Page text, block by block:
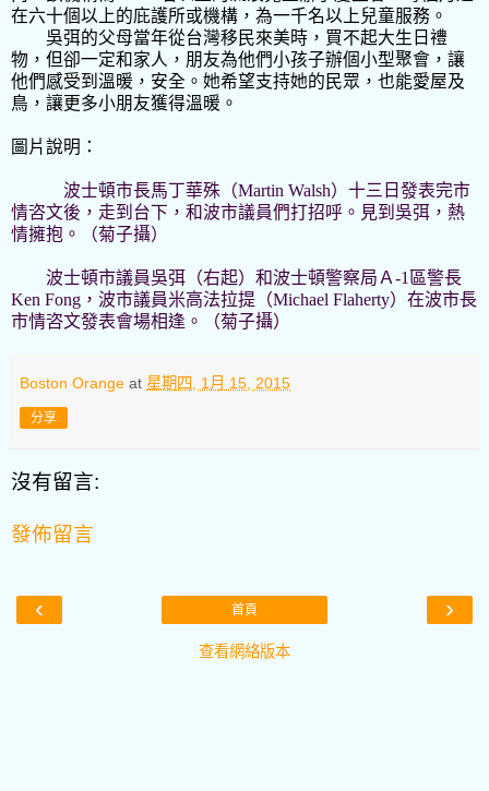
在六十個以上的庇護所或機構，為一千名以上兒童服務。
吳弭的父母當年從台灣移民來美時，買不起大生日禮
物，但卻一定和家人，朋友為他們小孩子辦個小型聚會，讓
他們感受到溫暖，安全。她希望支持她的民眾，也能愛屋及
鳥，讓更多小朋友獲得溫暖。
圖片說明：
波士頓市長馬丁華殊（Martin Walsh）十三日發表完市
情咨文後，走到台下，和波市議員們打招呼。見到吳弭，熱
情擁抱。（菊子攝）
波士頓市議員吳弭（右起）和波士頓警察局Ａ-1 區警長
Ken Fong ，波市議員米高法拉提（Michael Flaherty）在波市長
市情咨文發表會場相逢。（菊子攝）
Boston Orange at 星期四, 1月 15, 2015
分享
沒有留言:
發佈留言
‹ ›
首頁
查看網絡版本